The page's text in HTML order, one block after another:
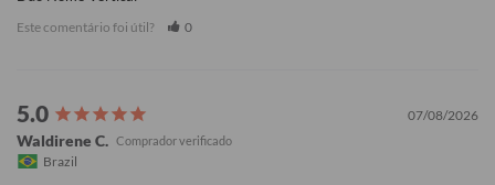
Este comentário foi útil? 0
07/08/2026
Waldirene C.
Brazil